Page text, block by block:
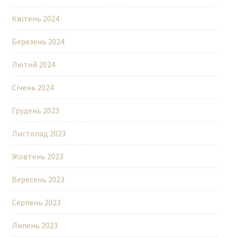
Квітень 2024
Березень 2024
Лютий 2024
Січень 2024
Грудень 2023
Листопад 2023
Жовтень 2023
Вересень 2023
Серпень 2023
Липень 2023